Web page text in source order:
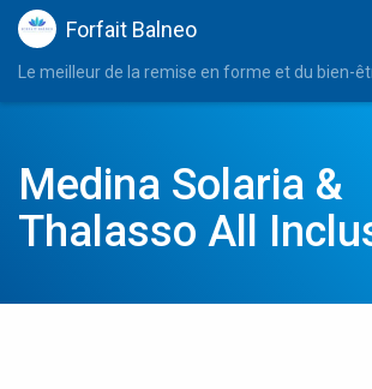
Forfait Balneo
Le meilleur de la remise en forme et du bien-
Medina Solaria &
Thalasso All